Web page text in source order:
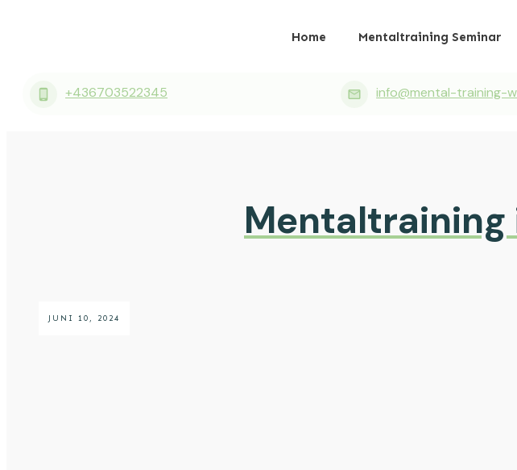
Home Mentaltraining Seminar
+436703522345 info@mental-training-
Mentaltraining
JUNI 10, 2024